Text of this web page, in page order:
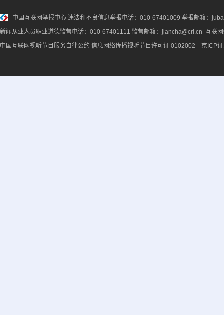
中国互联网举报中心 违法和不良信息举报电话：010-67401009 举报邮箱：
新闻从业人员职业道德监督电话：010-67401111 监督邮箱：jiancha@cri.cn 互联
中国互联网视听节目服务自律公约 信息网络传播视听节目许可证 0102002 京ICP